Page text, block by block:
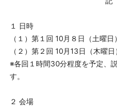
１ 日時
（１）第１回 10月８日（土曜
（２）第２回 10月13日（木曜
※各回１時間30分程度を予定、
す。
２ 会場